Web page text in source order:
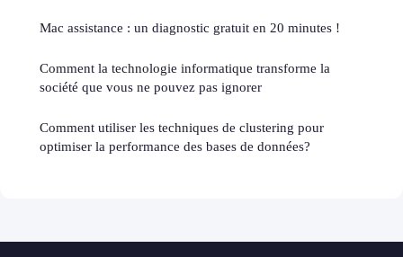
Mac assistance : un diagnostic gratuit en 20 minutes !
Comment la technologie informatique transforme la
société que vous ne pouvez pas ignorer
Comment utiliser les techniques de clustering pour
optimiser la performance des bases de données?